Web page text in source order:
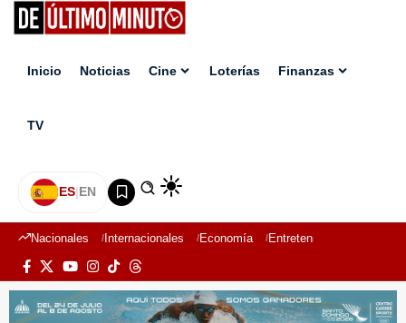
Inicio Noticias Cine Loterías Finanzas
TV
ES|EN
Nacionales Internacionales Economía Entretenimiento